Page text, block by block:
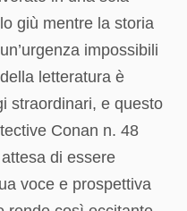
giù mentre la storia
impossibili
letteratura è
straordinari, e questo
Conan n. 48
di essere
voce e prospettiva